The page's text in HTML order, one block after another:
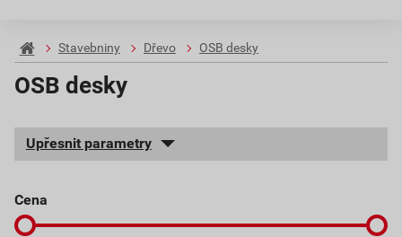
Stavebniny Dřevo OSB desky
OSB desky
Upřesnit parametry
cena